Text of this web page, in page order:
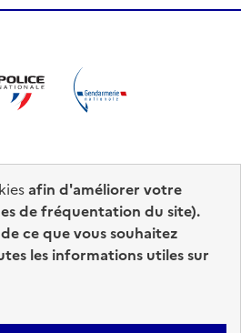
info.gouv.fr
afin d'améliorer votre
de fréquentation du site).
ce que vous souhaitez
les informations utiles sur